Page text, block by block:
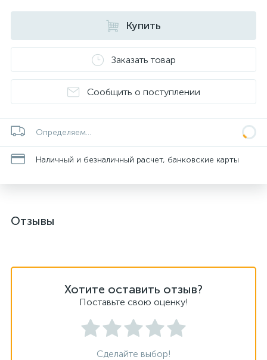
Купить
Заказать товар
Сообщить о поступлении
Определяем...
Наличный и безналичный расчет, банковские карты
Отзывы
Хотите оставить отзыв?
Поставьте свою оценку!
Сделайте выбор!